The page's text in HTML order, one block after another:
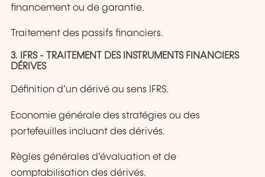
financement ou de garantie.
Traitement des passifs financiers.
3. IFRS - TRAITEMENT DES INSTRUMENTS FINANCIERS
DÉRIVES
Définition d’un dérivé au sens IFRS.
Economie générale des stratégies ou des
portefeuilles incluant des dérivés.
Règles générales d’évaluation et de
comptabilisation des dérivés.